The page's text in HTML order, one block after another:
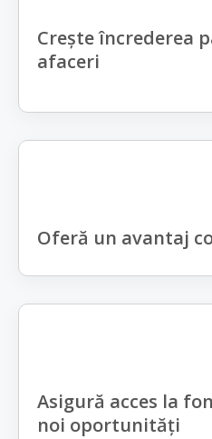
Crește încrederea
afaceri
Oferă un avantaj
Asigură acces la
noi oportunități